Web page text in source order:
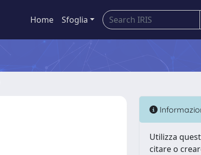
Home Sfoglia
Utilizza
citare o